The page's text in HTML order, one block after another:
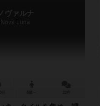
ノヴァルナ
Nova Luna